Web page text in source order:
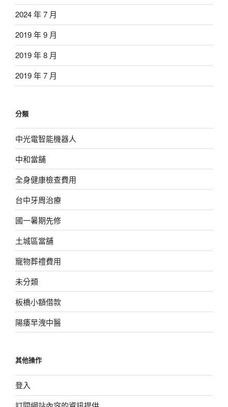
2024 年 7 月
2019 年 9 月
2019 年 8 月
2019 年 7 月
分類
中光電智能機器人
中和當舖
全身健康檢查費用
台中牙周治療
國一暑期先修
土城區當舖
寵物葬禮費用
未分類
板橋小額借款
陽痿早洩中醫
其他操作
登入